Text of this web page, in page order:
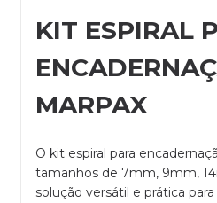
KIT ESPIRAL
MARPAX
O kit espiral para
tamanhos de 7mm, 9mm,
solução versátil e prática